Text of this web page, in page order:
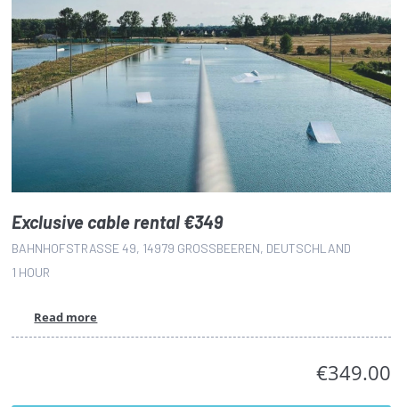
Exclusive cable rental €349
BAHNHOFSTRASSE 49, 14979 GROSSBEEREN, DEUTSCHLAND
1 HOUR
Read more
€349.00